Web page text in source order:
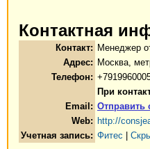
Контактная
Контакт: Менеджер
Адрес: Москва,
Телефон:
При
Email: Отправить
Web: http://
Учетная запись: Фитес